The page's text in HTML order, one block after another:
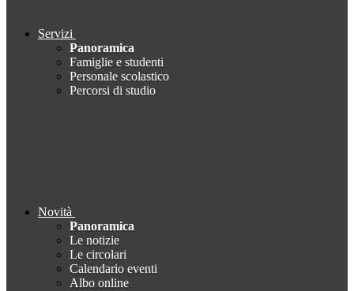
Servizi
Panoramica
Famiglie e studenti
Personale scolastico
Percorsi di studio
Novità
Panoramica
Le notizie
Le circolari
Calendario eventi
Albo online